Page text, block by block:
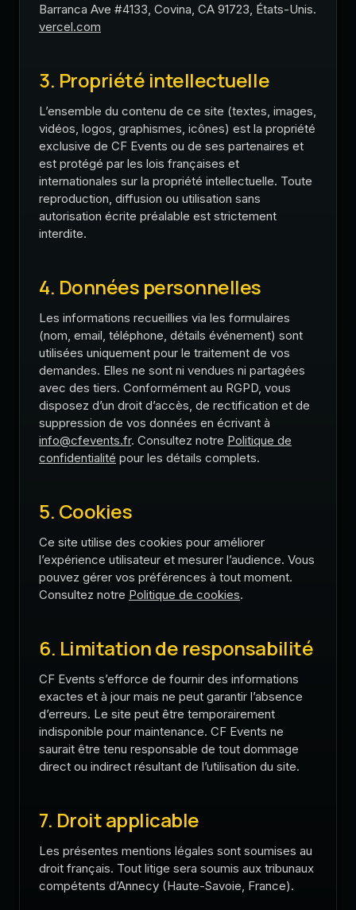
Barranca Ave #4133, Covina, CA 91723, États-Unis.
vercel.com
3. Propriété intellectuelle
L’ensemble du contenu de ce site (textes, images,
vidéos, logos, graphismes, icônes) est la propriété
exclusive de CF Events ou de ses partenaires et
est protégé par les lois françaises et
internationales sur la propriété intellectuelle. Toute
reproduction, diffusion ou utilisation sans
autorisation écrite préalable est strictement
interdite.
4. Données personnelles
Les informations recueillies via les formulaires
(nom, email, téléphone, détails événement) sont
utilisées uniquement pour le traitement de vos
demandes. Elles ne sont ni vendues ni partagées
avec des tiers. Conformément au RGPD, vous
disposez d’un droit d’accès, de rectification et de
suppression de vos données en écrivant à
info@cfevents.fr. Consultez notre Politique de
confidentialité pour les détails complets.
5. Cookies
Ce site utilise des cookies pour améliorer
l’expérience utilisateur et mesurer l’audience. Vous
pouvez gérer vos préférences à tout moment.
Consultez notre Politique de cookies.
6. Limitation de responsabilité
CF Events s’efforce de fournir des informations
exactes et à jour mais ne peut garantir l’absence
d’erreurs. Le site peut être temporairement
indisponible pour maintenance. CF Events ne
saurait être tenu responsable de tout dommage
direct ou indirect résultant de l’utilisation du site.
7. Droit applicable
Les présentes mentions légales sont soumises au
droit français. Tout litige sera soumis aux tribunaux
compétents d’Annecy (Haute-Savoie, France).